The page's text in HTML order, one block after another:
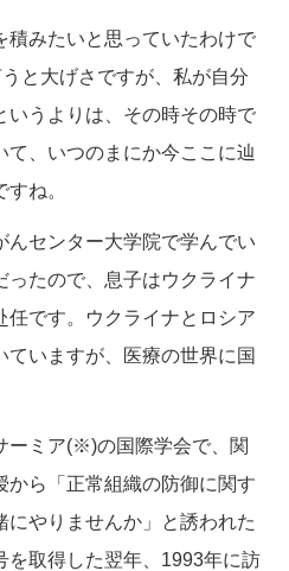
積みたいと思っていたわけで
と大げさですが、私が自分
いうよりは、その時その時で
て、いつのまにか今ここに辿
ね。
んセンター大学院で学んでい
ったので、息子はウクライナ
任です。ウクライナとロシア
いますが、医療の世界に国
ーミア(※)の国際学会で、関
から「正常組織の防御に関す
にやりませんか」と誘われた
を取得した翌年、1993年に訪